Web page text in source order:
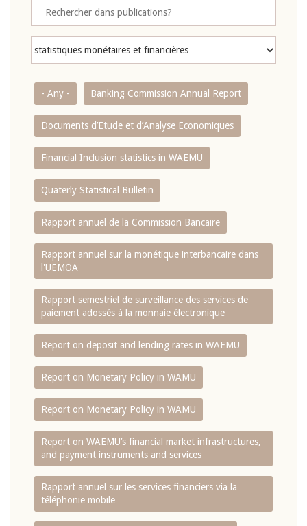
- Any - Banking Commission Annual Report
Documents d’Etude et d’Analyse Economiques
Financial Inclusion statistics in WAEMU
Quaterly Statistical Bulletin
Rapport annuel de la Commission Bancaire
Rapport annuel sur la monétique interbancaire dans
l'UEMOA
Rapport semestriel de surveillance des services de
paiement adossés à la monnaie électronique
Report on deposit and lending rates in WAEMU
Report on Monetary Policy in WAMU
Report on Monetary Policy in WAMU
Report on WAEMU’s financial market infrastructures,
and payment instruments and services
Rapport annuel sur les services financiers via la
téléphonie mobile